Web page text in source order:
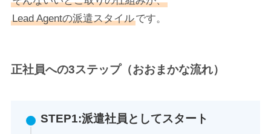
Lead Agentの派遣スタイルです。
正社員への3ステップ（おおまかな流れ）
STEP1:派遣社員としてスタート